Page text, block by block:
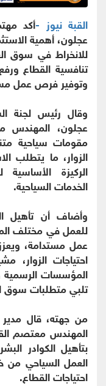
القبة نيوز -أكد
عجلون، أهمية
للانخراط في سوق
تنافسية القطاع
وتوفير فرص عمل
وقال رئيس لجنة
عجلون، المهندس
مقومات سياحية
الزوار، ما يتطلب
الركيزة
الخدمات السياحية.
وأضاف أن تأهيل
للعمل في مختلف
عمل مستدامة،
احتياجات الزوار،
المؤسسات الرسمية
تلبي متطلبات سوق
من جهته، قال
المهندس معتصم
بتأهيل الكوادر
العمل السياحي من
احتياجات القطاع.